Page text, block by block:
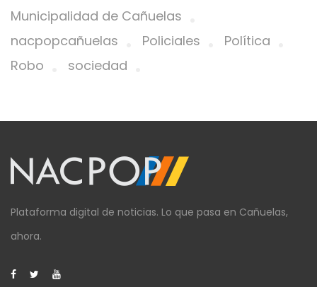
Municipalidad de Cañuelas
nacpopcañuelas
Policiales
Política
Robo
sociedad
Plataforma digital de noticias. Lo que pasa en Cañuelas,
ahora.